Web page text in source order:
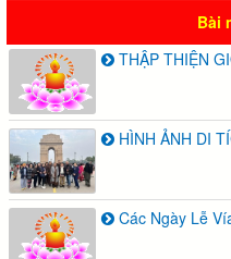
Bài
THẬP THIỆN
HÌNH ẢNH DI
Các Ngày Lễ